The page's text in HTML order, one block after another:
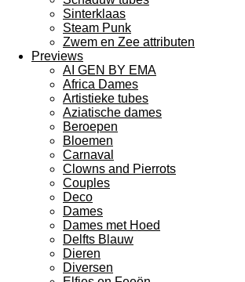
Sinterklaas
Steam Punk
Zwem en Zee attributen
Previews
AI GEN BY EMA
Africa Dames
Artistieke tubes
Aziatische dames
Beroepen
Bloemen
Carnaval
Clowns and Pierrots
Couples
Deco
Dames
Dames met Hoed
Delfts Blauw
Dieren
Diversen